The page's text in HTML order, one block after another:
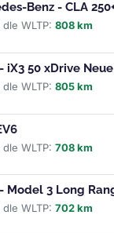
Benz - CLA
WLTP: 808 km
iX3 50 xDrive
WLTP: 805 km
WLTP: 708 km
Model 3 Long
WLTP: 702 km